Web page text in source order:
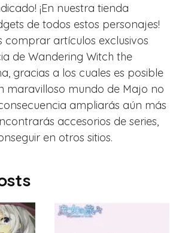
¡En nuestra tienda
de todos estos personajes!
comprar artículos exclusivos
de Wandering Witch the
gracias a los cuales es posible
maravilloso mundo de Majo no
ampliarás aún más
accesorios de series,
en otros sitios.